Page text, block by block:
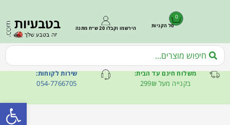
0
סל הקניות הירשמו וקבלו 20 ש״ח מתנה
משלוח חינם עד הבית:
בקנייה מעל 299₪
שירות לקוחות:
054-7766705
פתח